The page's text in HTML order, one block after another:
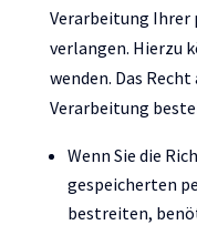
Verarbeitung Ihrer
verlangen. Hierzu
wenden. Das
Verarbeitung
Wenn Sie die
gespeicherten
bestreiten,